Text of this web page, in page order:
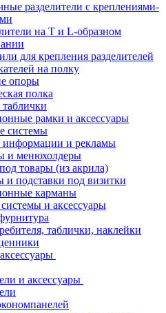
разделители с креплениями-
на Т и L-образном
для крепления разделителей
на полку
опоры
полка
рамки и аксессуары
системы
информации и рекламы
и менюхолдеры
товары (из акрила)
и подставки под визитки
карманы
и аксессуары
таблички, наклейки
и аксессуары